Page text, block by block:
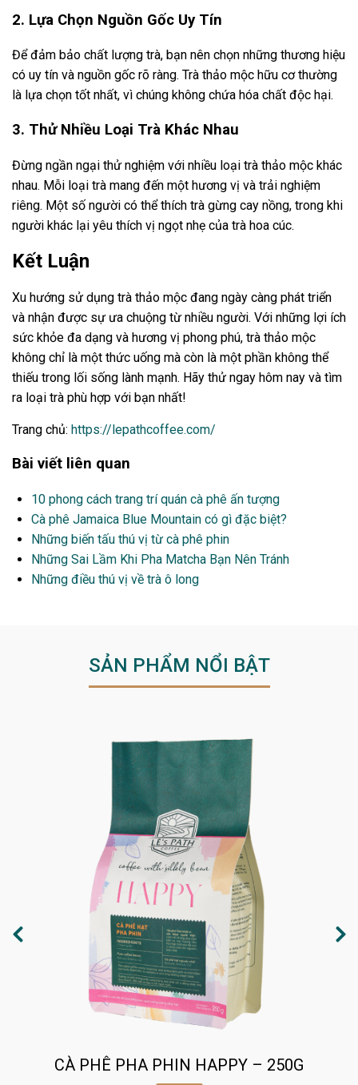
2. Lựa Chọn Nguồn Gốc Uy Tín
Để đảm bảo chất lượng trà, bạn nên chọn những thương hiệu
có uy tín và nguồn gốc rõ ràng. Trà thảo mộc hữu cơ thường
là lựa chọn tốt nhất, vì chúng không chứa hóa chất độc hại.
3. Thử Nhiều Loại Trà Khác Nhau
Đừng ngần ngại thử nghiệm với nhiều loại trà thảo mộc khác
nhau. Mỗi loại trà mang đến một hương vị và trải nghiệm
riêng. Một số người có thể thích trà gừng cay nồng, trong khi
người khác lại yêu thích vị ngọt nhẹ của trà hoa cúc.
Kết Luận
Xu hướng sử dụng trà thảo mộc đang ngày càng phát triển
và nhận được sự ưa chuộng từ nhiều người. Với những lợi ích
sức khỏe đa dạng và hương vị phong phú, trà thảo mộc
không chỉ là một thức uống mà còn là một phần không thể
thiếu trong lối sống lành mạnh. Hãy thử ngay hôm nay và tìm
ra loại trà phù hợp với bạn nhất!
Trang chủ: https://lepathcoffee.com/
Bài viết liên quan
10 phong cách trang trí quán cà phê ấn tượng
Cà phê Jamaica Blue Mountain có gì đặc biệt?
Những biến tấu thú vị từ cà phê phin
Những Sai Lầm Khi Pha Matcha Bạn Nên Tránh
Những điều thú vị về trà ô long
SẢN PHẨM NỔI BẬT
CÀ PHÊ PHA PHIN HAPPY – 250G